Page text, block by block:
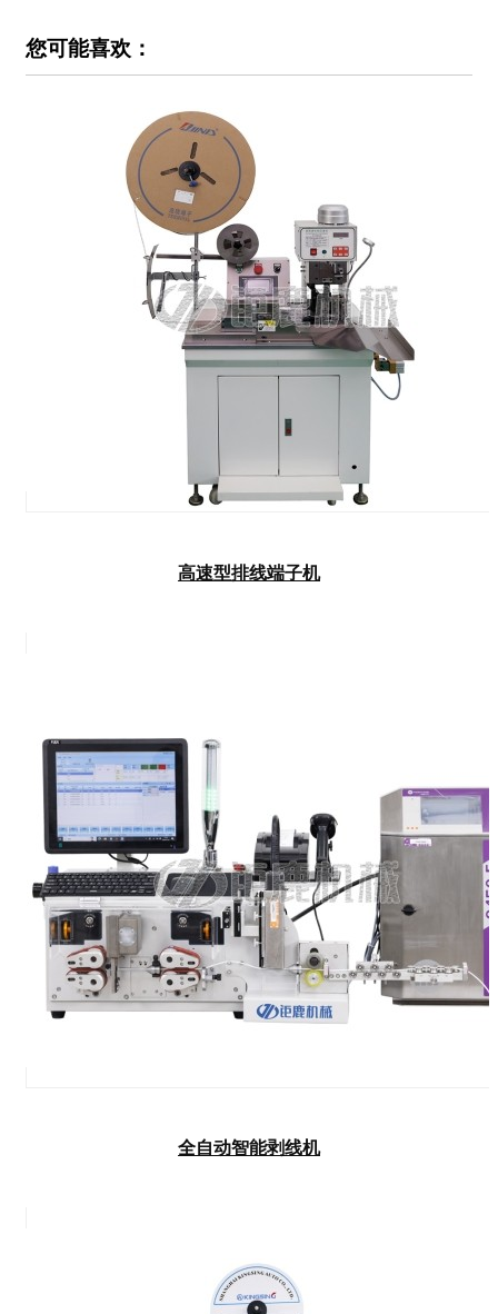
您可能喜欢：
高速型排线端子机
全自动智能剥线机